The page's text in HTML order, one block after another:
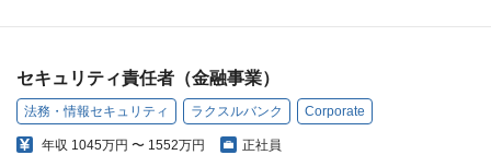
セキュリティ責任者（金融事業）
法務・情報セキュリティ ラクスルバンク Corporate
年収 1045万円 〜 1552万円 正社員